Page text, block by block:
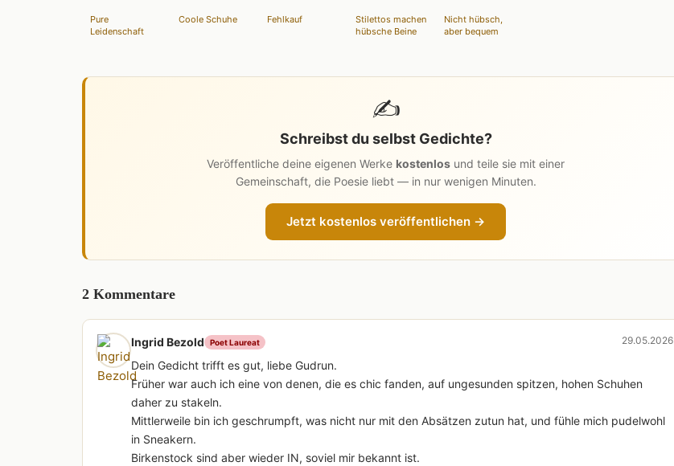
Pure
Leidenschaft
Coole Schuhe Fehlkauf
Stilettos machen
hübsche Beine
Nicht hübsch,
aber bequem
✍️
Schreibst du selbst Gedichte?
Veröffentliche deine eigenen Werke kostenlos und teile sie mit einer
Gemeinschaft, die Poesie liebt — in nur wenigen Minuten.
Jetzt kostenlos veröffentlichen →
2 Kommentare
Ingrid Bezold Poet Laureat 29.05.2026
Dein Gedicht trifft es gut, liebe Gudrun.
Früher war auch ich eine von denen, die es chic fanden, auf ungesunden spitzen, hohen Schuhen
daher zu stakeln.
Mittlerweile bin ich geschrumpft, was nicht nur mit den Absätzen zutun hat, und fühle mich pudelwohl
in Sneakern.
Birkenstock sind aber wieder IN, soviel mir bekannt ist.